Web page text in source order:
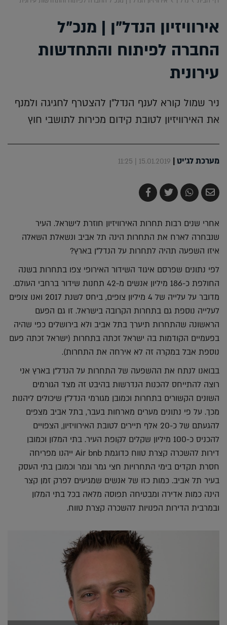
אירוויזיון הנדל"ן | מנכ"ל
החברה לפיתוח והתחדשות
עירונית
ניר שמול קורא לענף הנדל"ן להצטרף לחגיגה ולמנף
את האירוויזיון לטובת קידום מכירות לתושבי חוץ
מערכת לג'יט|
15.01.2019 | 11:25
שלח
בדואר
שתף
ב-
צייץ
ב-
שתף
ב-
אחרי שנים רבות תחרות האירוויזיון חוזרת לישראל. העיר
שנבחרה לארח את התחרות הינה תל אביב ונשאלת השאלה
איזו השפעה תהיה לתחרות על הנדל"ן בארץ?
לפי נתונים שפרסם איגוד השידור האירופי צפו בתחרות בשנה
החולפת כ-186 מיליון אנשים מ-42 תחנות שידור ברחבי העולם.
מדובר על עלייה של 4 מיליון צופים, ביחס לשנת 2017 ואנו צופים
לעלייה נוספת גם בתחרות הקרובה בישראל. זו גם הפעם
הראשונה שהתחרות תיערך בתל אביב ולא בירושלים כפי שהיה
בפעמיים הקודמות בה ישראל זכתה בתחרות (ישראל זכתה פעם
נוספת אבל במקרה זה לא אירחה את התחרות).
בבואנו לנתח את ההשפעה של התחרות על הנדל"ן בארץ אני
רוצה להתייחס להכנות הנדרשות בהיבט זה מצד הגורמים
השונים הקשורים בתחרות וכמובן מגורמי הנדל"ן שיכולים ליהנות
מכך. על פי נתונים מערים מארחות בעבר, בתל אביב מצפים
להגעתם של כ-20 אלף תיירים לטובת האירוויזיון, הצפויים
להכניס כ-100 מיליון שקלים לקופת העיר. בתי המלון וכמובן
דירות להשכרה קצרת טווח כדוגמת Air bnb ייהנו מפריחה
חסרת תקדים בימי התחרויות חצי גמר וגמר וכמובן בתי העסק
בעיר תל אביב. כמות כזו של אנשים שמגיעים לפרק זמן קצר
הינה כמות אדירה ומבטיחה תפוסה מלאה בכל בתי המלון
ובמרבית הדירות הפנויות להשכרה קצרת טווח.